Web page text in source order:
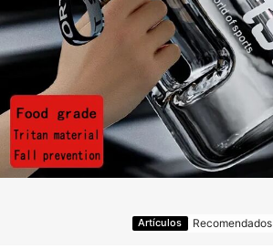
Artículos Recomendados